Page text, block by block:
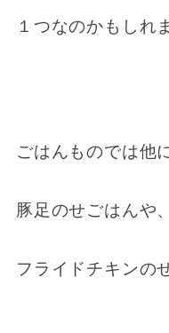
１つなのかもしれ
ごはんものでは他
豚足のせごはんや、
フライドチキンの